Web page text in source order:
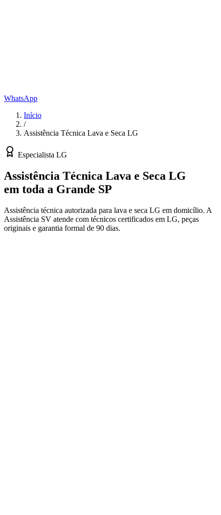
WhatsApp
Início
/
Assistência Técnica Lava e Seca LG
Especialista LG
Assistência Técnica Lava e Seca LG
em toda a Grande SP
Assistência técnica autorizada para lava e seca LG em domicílio. A
Assistência SV atende com técnicos certificados em LG, peças
originais e garantia formal de 90 dias.